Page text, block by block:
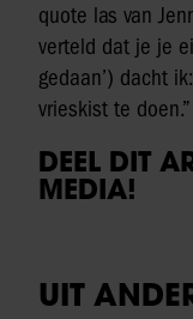
quote las van
verteld dat je je
gedaan’) dacht
vrieskist te doen.”
DEEL DIT
MEDIA!
UIT